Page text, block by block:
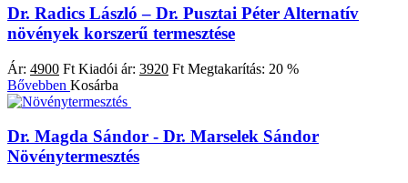
Dr. Radics László – Dr. Pusztai Péter Alternatív
növények korszerű termesztése
Ár: 4900 Ft Kiadói ár: 3920 Ft Megtakarítás: 20 %
Bővebben Kosárba
Dr. Magda Sándor - Dr. Marselek Sándor
Növénytermesztés